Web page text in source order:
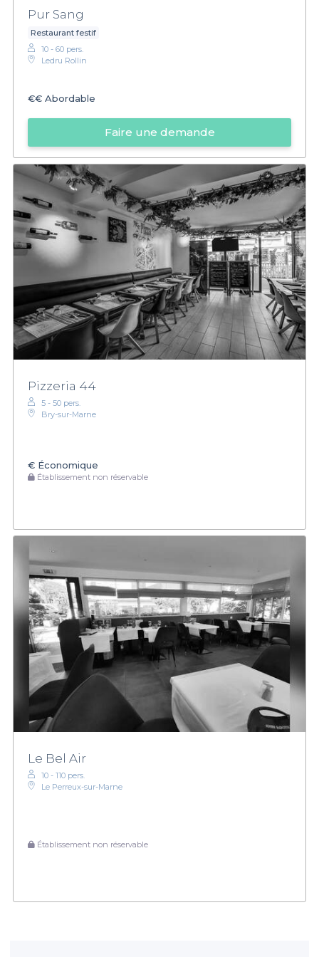
Pur Sang
Restaurant festif
10 - 60 pers.
Ledru Rollin
€€ Abordable
Faire une demande
Pizzeria 44
5 - 50 pers.
Bry-sur-Marne
€ Économique
Établissement non réservable
Le Bel Air
10 - 110 pers.
Le Perreux-sur-Marne
Établissement non réservable